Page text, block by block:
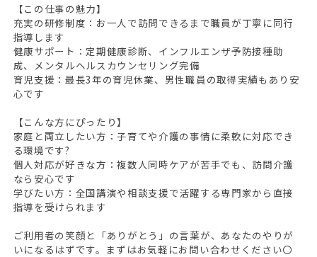
【この仕事の魅力】
充実の研修制度：お一人で訪問できるまで職員が丁寧に同行
指導します
健康サポート：定期健康診断、インフルエンザ予防接種助
成、メンタルヘルスカウンセリング完備
育児支援：最長3年の育児休業、男性職員の取得実績もあり安
心です
【こんな方にぴったり】
家庭と両立したい方：子育てや介護の事情に柔軟に対応でき
る環境です?
個人対応が好きな方：複数人同時ケアが苦手でも、訪問介護
なら安心です
学びたい方：全国講演や相談支援で活躍する専門家から直接
指導を受けられます
ご利用者の笑顔と「ありがとう」の言葉が、あなたのやりが
いになるはずです。まずはお気軽にお問い合わせください〇